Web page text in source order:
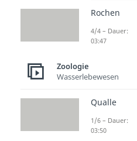
der Sahara.
dabei von
(Guinea,
von Südafrika (
Gegensatz
Arten
Büschen.
Rochen
4/4 – Dauer:
03:47
Zoologie
Wasserlebewesen
Qualle
1/6 – Dauer:
03:50